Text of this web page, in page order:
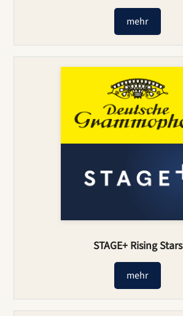
mehr
STAGE+ Rising Stars
mehr